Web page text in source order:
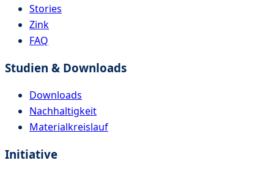
Stories
Zink
FAQ
Studien & Downloads
Downloads
Nachhaltigkeit
Materialkreislauf
Initiative